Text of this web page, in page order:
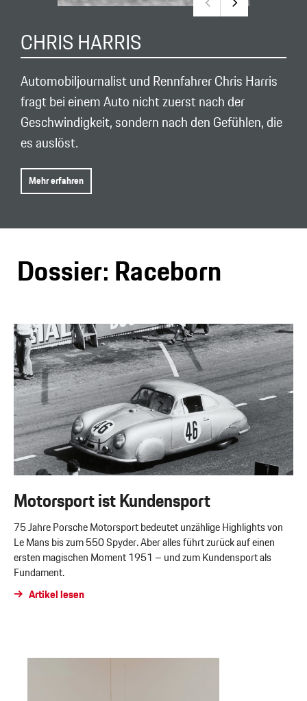
CHRIS HARRIS
Automobiljournalist und Rennfahrer Chris Harris
fragt bei einem Auto nicht zuerst nach der
Geschwindigkeit, sondern nach den Gefühlen, die
es auslöst.
Mehr erfahren
Dossier: Raceborn
Motorsport ist Kundensport
75 Jahre Porsche Motorsport bedeutet unzählige Highlights von
Le Mans bis zum 550 Spyder. Aber alles führt zurück auf einen
ersten magischen Moment 1951 – und zum Kundensport als
Fundament.
Artikel lesen